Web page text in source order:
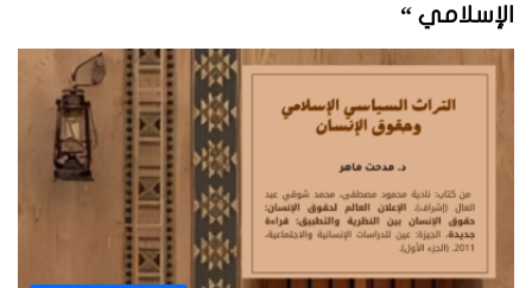
الإسلامي “